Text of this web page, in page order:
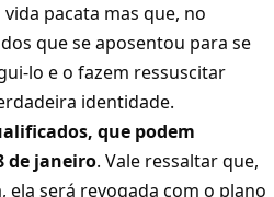
pacata mas que, no
que se aposentou para se
lo e o fazem ressuscitar
identidade.
que podem
de janeiro. Vale ressaltar que,
será revogada com o plano